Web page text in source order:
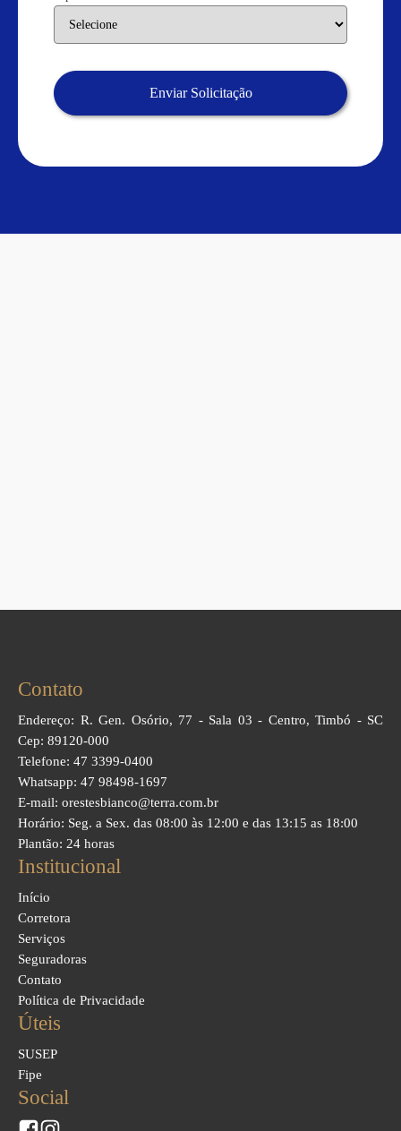
Enviar Solicitação
Contato
Endereço: R. Gen. Osório, 77 - Sala 03 - Centro, Timbó - SC
Cep: 89120-000
Telefone: 47 3399-0400
Whatsapp: 47 98498-1697
E-mail: orestesbianco@terra.com.br
Horário: Seg. a Sex. das 08:00 às 12:00 e das 13:15 as 18:00
Plantão: 24 horas
Institucional
Início
Corretora
Serviços
Seguradoras
Contato
Política de Privacidade
Úteis
SUSEP
Fipe
Social